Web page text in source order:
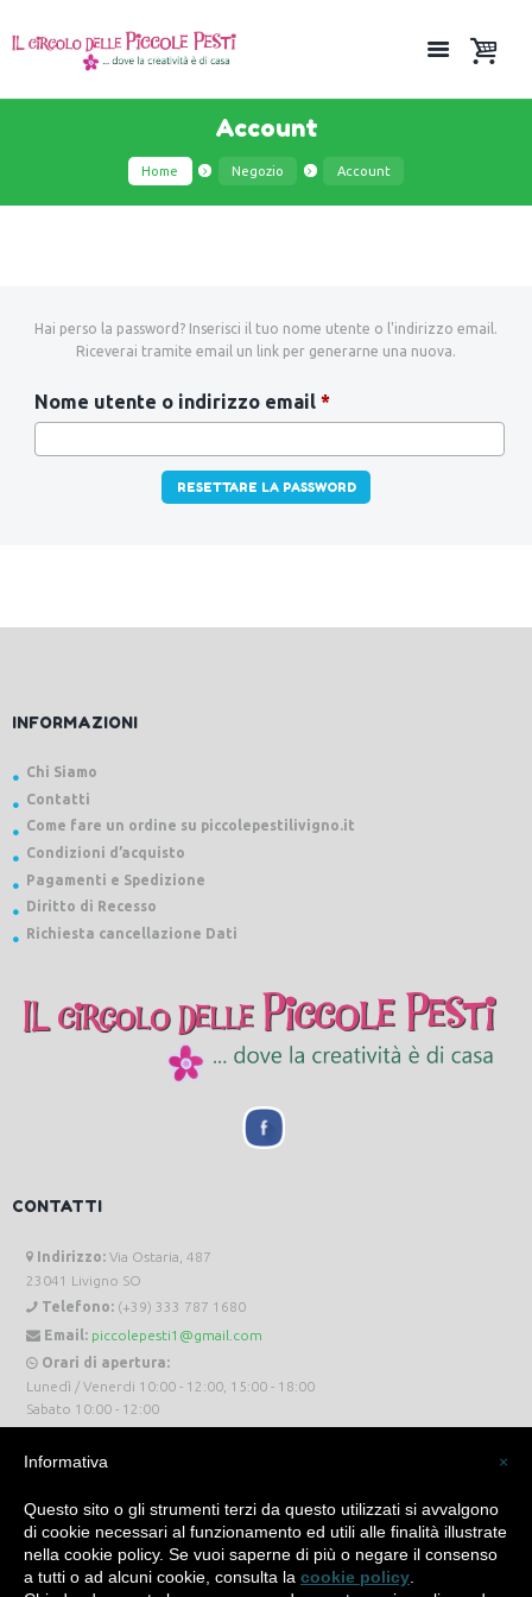
Account
Home Negozio Account
Hai perso la password? Inserisci il tuo nome utente o l'indirizzo email.
Riceverai tramite email un link per generarne una nuova.
Nome utente o indirizzo email *Richiesto
RESETTARE LA PASSWORD
INFORMAZIONI
Chi Siamo
Contatti
Come fare un ordine su piccolepestilivigno.it
Condizioni d’acquisto
Pagamenti e Spedizione
Diritto di Recesso
Richiesta cancellazione Dati
CONTATTI
Indirizzo: Via Ostaria, 487
23041 Livigno SO
Telefono: (+39) 333 787 1680
Email: piccolepesti1@gmail.com
Orari di apertura:
Lunedì / Venerdi 10:00 - 12:00, 15:00 - 18:00
Sabato 10:00 - 12:00
Piccole Pesti Livigno © 2024 Tutti i diritti riservati. -Privacy Policy-Cookie Policy
Made with bySìServices
×
Informativa
Questo sito o gli strumenti terzi da questo utilizzati si avvalgono
di cookie necessari al funzionamento ed utili alle finalità illustrate
nella cookie policy. Se vuoi saperne di più o negare il consenso
a tutti o ad alcuni cookie, consulta la cookie policy